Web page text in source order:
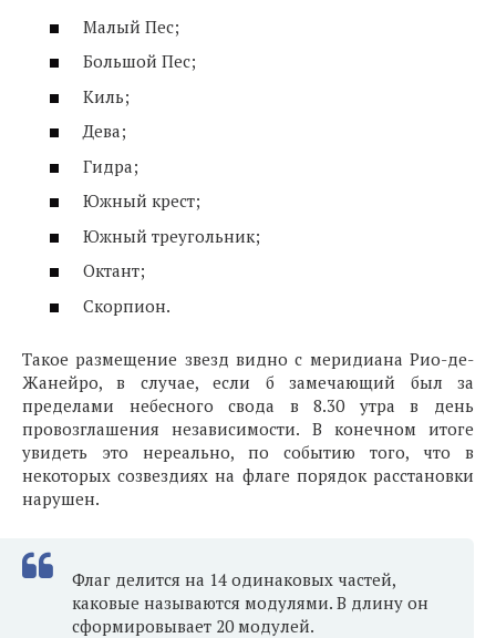
Малый Пес;
Большой Пес;
Киль;
Дева;
Гидра;
Южный крест;
Южный треугольник;
Октант;
Скорпион.
Такое размещение звезд видно с меридиана Рио-де-
Жанейро, в случае, если б замечающий был за
пределами небесного свода в 8.30 утра в день
провозглашения независимости. В конечном итоге
увидеть это нереально, по событию того, что в
некоторых созвездиях на флаге порядок расстановки
нарушен.
Флаг делится на 14 одинаковых частей,
каковые называются модулями. В длину он
сформировывает 20 модулей.